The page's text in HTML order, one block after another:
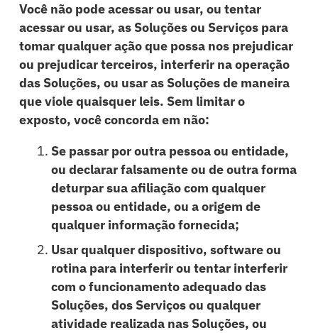
Você não pode acessar ou usar, ou tentar
acessar ou usar, as Soluções ou Serviços para
tomar qualquer ação que possa nos prejudicar
ou prejudicar terceiros, interferir na operação
das Soluções, ou usar as Soluções de maneira
que viole quaisquer leis. Sem limitar o
exposto, você concorda em não:
Se passar por outra pessoa ou entidade,
ou declarar falsamente ou de outra forma
deturpar sua afiliação com qualquer
pessoa ou entidade, ou a origem de
qualquer informação fornecida;
Usar qualquer dispositivo, software ou
rotina para interferir ou tentar interferir
com o funcionamento adequado das
Soluções, dos Serviços ou qualquer
atividade realizada nas Soluções, ou